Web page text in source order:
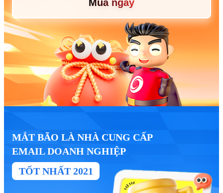
Mua ngay
MẮT BÃO LÀ NHÀ CUNG CẤP
EMAIL DOANH NGHIỆP
TỐT NHẤT 2021